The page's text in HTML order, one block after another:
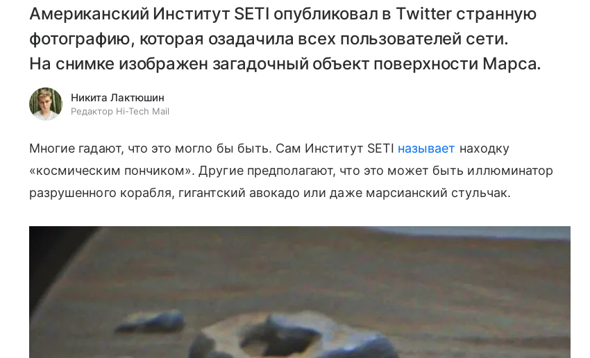
Американский Институт SETI опубликовал в Twitter странную
фотографию, которая озадачила всех пользователей сети.
На снимке изображен загадочный объект поверхности Марса.
Никита Лактюшин
Редактор Hi-Tech Mail
Многие гадают, что это могло бы быть. Сам Институт SETI называет находку
«космическим пончиком». Другие предполагают, что это может быть иллюминатор
разрушенного корабля, гигантский авокадо или даже марсианский стульчак.